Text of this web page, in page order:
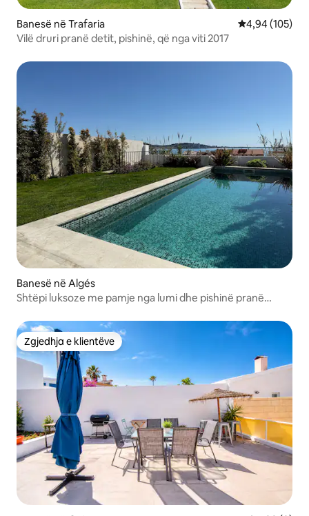
Banesë në Trafaria Vlerësimi
4,94 (105)
Vilë druri pranë detit, pishinë, që nga viti 2017
Banesë në Algés
Shtëpi luksoze me pamje nga lumi dhe pishinë pranë
Zgjedhja e klientëve
Zgjedhja e klientëve